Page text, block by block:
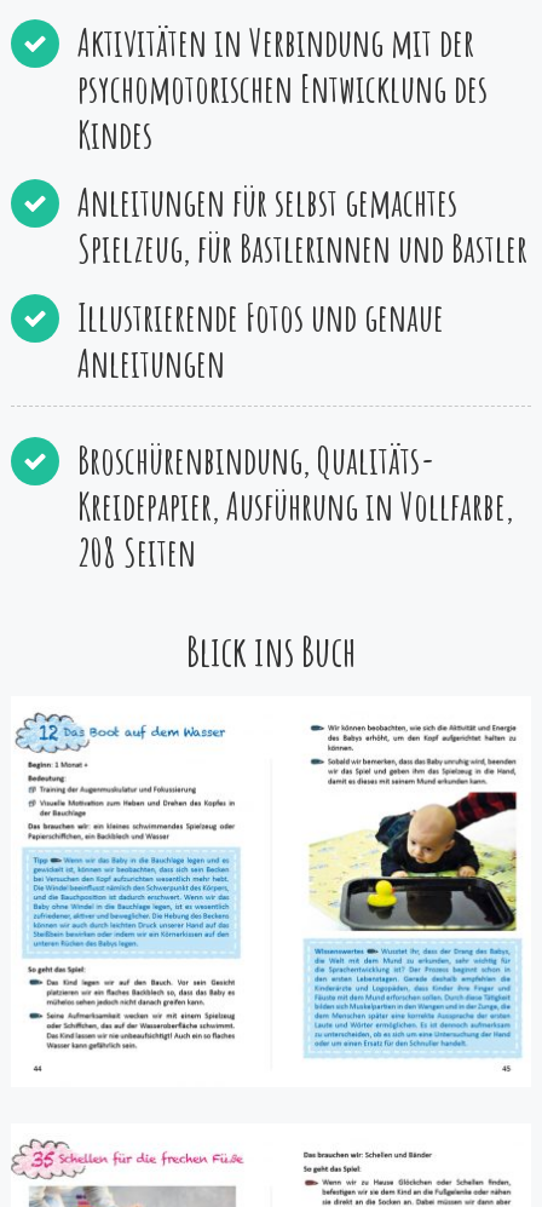
Aktivitäten in Verbindung mit der
psychomotorischen Entwicklung des
Kindes
Anleitungen für selbst gemachtes
Spielzeug, für Bastlerinnen und Bastler
Illustrierende Fotos und genaue
Anleitungen
Broschürenbindung, Qualitäts-
Kreidepapier, Ausführung in Vollfarbe,
208 Seiten
Blick ins Buch